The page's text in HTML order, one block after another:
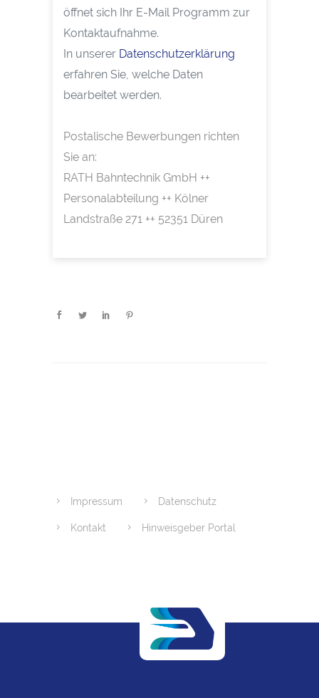
öffnet sich Ihr E-Mail Programm zur
Kontaktaufnahme.
In unserer Datenschutzerklärung
erfahren Sie, welche Daten
bearbeitet werden.
Postalische Bewerbungen richten
Sie an:
RATH Bahntechnik GmbH ++
Personalabteilung ++ Kölner
Landstraße 271 ++ 52351 Düren
Impressum Datenschutz
Kontakt Hinweisgeber Portal